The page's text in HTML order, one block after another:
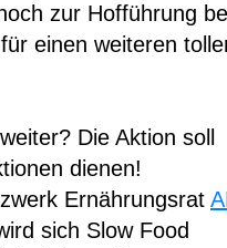
zur Hofführung
einen weiteren
Die Aktion soll
dienen!
Ernährungsrat
sich Slow Food